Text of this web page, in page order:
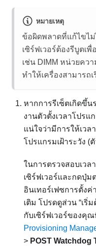
หมายเหตุ
ข้อผิดพลาดที่แก้ไขไ
เซิร์ฟเวอร์ต้องรีบูตเ
เช่น DIMM หน่วยคว
ทำให้เครื่องสามารถ
หากการรีเซ็ตเกิดขึ้น
งานตัวตั้งเวลาโปรแ
แน่ใจว่ามีการให้เวล
โปรแกรมเฝ้าระวัง (
ในการตรวจสอบเวล
เซิร์ฟเวอร์และกดปุ่
อินเทอร์เฟซการตั้งค่
เติม โปรดดูส่วน “เริ่
กับเซิร์ฟเวอร์ของคุ
Provisioning
> POST Watchdog